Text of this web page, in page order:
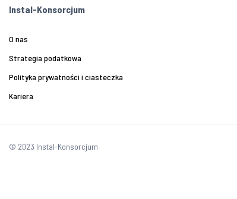
Instal-Konsorcjum
O nas
Strategia podatkowa
Polityka prywatności i ciasteczka
Kariera
© 2023 Instal-Konsorcjum